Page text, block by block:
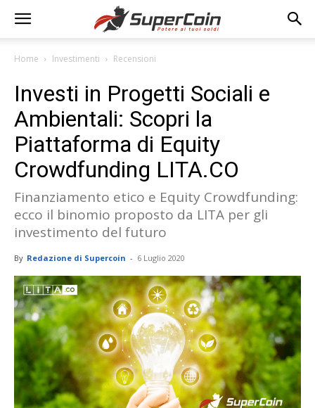
Home Investimenti Recensioni
Investi in Progetti Sociali e
Ambientali: Scopri la
Piattaforma di Equity
Crowdfunding LITA.CO
Finanziamento etico e Equity Crowdfunding:
ecco il binomio proposto da LITA per gli
investimento del futuro
By Redazione di Supercoin - 6 Luglio 2020